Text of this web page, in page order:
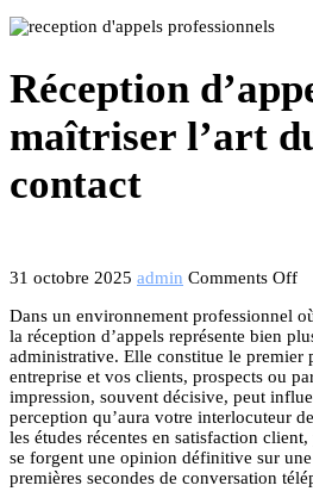
Réception
maîtriser l’art
contact
31 octobre 2025 admin Comments Off
Dans un environnement professionnel
la réception d’appels représente bien
administrative. Elle constitue le premier
entreprise et vos clients, prospects ou
impression, souvent décisive, peut
perception qu’aura votre interlocuteur
les études récentes en satisfaction
se forgent une opinion définitive sur une
premières secondes de conversation